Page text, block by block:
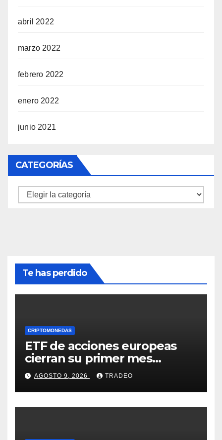
abril 2022
marzo 2022
febrero 2022
enero 2022
junio 2021
CATEGORÍAS
Categorías
Te has perdido
CRIPTOMONEDAS
ETF de acciones europeas
cierran su primer mes
positivo desde el inicio de la
guerra en Irán
AGOSTO 9, 2026 TRADEO